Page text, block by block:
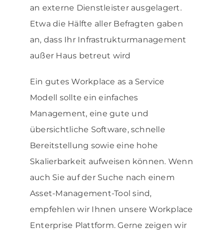
an externe Dienstleister ausgelagert.
Etwa die Hälfte aller Befragten gaben
an, dass Ihr Infrastrukturmanagement
außer Haus betreut wird
Ein gutes Workplace as a Service
Modell sollte ein einfaches
Management, eine gute und
übersichtliche Software, schnelle
Bereitstellung sowie eine hohe
Skalierbarkeit aufweisen können. Wenn
auch Sie auf der Suche nach einem
Asset-Management-Tool sind,
empfehlen wir Ihnen unsere Workplace
Enterprise Plattform. Gerne zeigen wir